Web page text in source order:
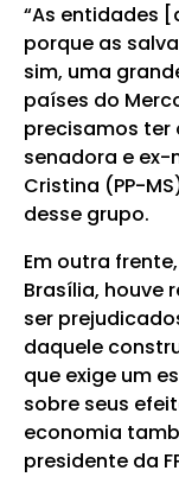
“As entidades
porque as
sim, uma
países do
precisamos ter
senadora e ex-
Cristina (PP-
desse grupo.
Em outra
Brasília, houve
ser
daquele
que exige um
sobre seus
economia
presidente da